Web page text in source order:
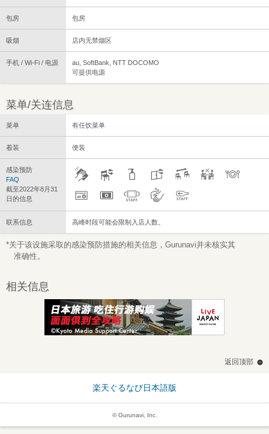
包房 包房
吸烟 店内无禁烟区
手机 / Wi-Fi / 电源
au, SoftBank, NTT DOCOMO
可提供电源
菜单/关连信息
菜单 有任饮菜单
着装 便装
感染预防
FAQ
截至2022年8月31
日的信息
联系信息 高峰时段可能会限制入店人数。
*关于该设施采取的感染预防措施的相关信息，Gurunavi并未核实其
准确性。
相关信息
返回顶部
楽天ぐるなび日本語版
© Gurunavi, Inc.